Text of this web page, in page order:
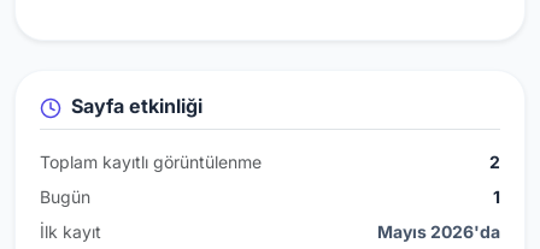
Sayfa etkinliği
Toplam kayıtlı görüntülenme
2
Bugün
1
İlk kayıt
Mayıs 2026'da